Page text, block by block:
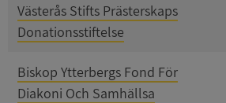
Västerås Stifts Prästerskaps
Donationsstiftelse
Biskop Ytterbergs Fond För
Diakoni Och Samhällsa